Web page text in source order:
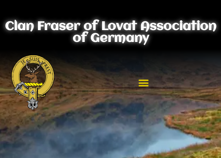
Clan Fraser of Lovat Association
of Germany